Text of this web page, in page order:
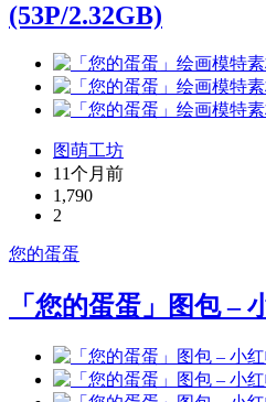
(53P/2.32GB)
图萌工坊
11个月前
1,790
2
您的蛋蛋
「您的蛋蛋」图包 –